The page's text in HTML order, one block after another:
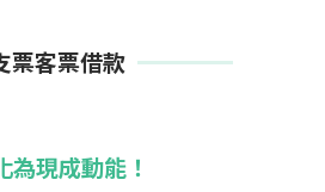
票客票借款
現成動能！